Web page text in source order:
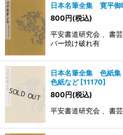
日本名筆全集 寛平御
800円(税込)
平安書道研究会 、書
バー焼け破れ有
日本名筆全集 色紙
色紙など [11170]
800円(税込)
平安書道研究会 、書